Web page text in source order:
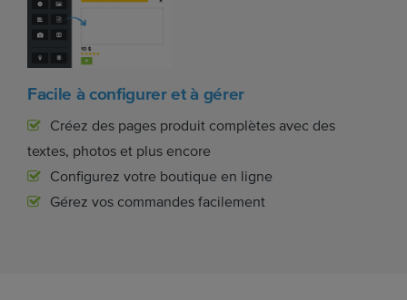
Facile à configurer et à gérer
Créez des pages produit complètes avec des
textes, photos et plus encore
Configurez votre boutique en ligne
Gérez vos commandes facilement